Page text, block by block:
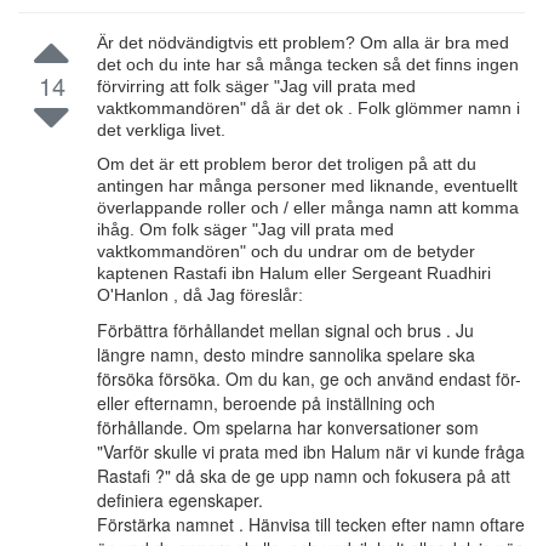
14
Är det nödvändigtvis ett problem? Om alla är bra med
det och du inte har så många tecken så det finns ingen
förvirring att folk säger "Jag vill prata med
vaktkommandören" då är det ok . Folk glömmer namn i
det verkliga livet.
Om det är ett problem beror det troligen på att du
antingen har många personer med liknande, eventuellt
överlappande roller och / eller många namn att komma
ihåg. Om folk säger "Jag vill prata med
vaktkommandören" och du undrar om de betyder
kaptenen Rastafi ibn Halum eller Sergeant Ruadhiri
O'Hanlon , då Jag föreslår:
Förbättra förhållandet mellan signal och brus . Ju
längre namn, desto mindre sannolika spelare ska
försöka försöka. Om du kan, ge och använd endast för-
eller efternamn, beroende på inställning och
förhållande. Om spelarna har konversationer som
"Varför skulle vi prata med ibn Halum när vi kunde fråga
Rastafi ?" då ska de ge upp namn och fokusera på att
definiera egenskaper.
Förstärka namnet . Hänvisa till tecken efter namn oftare